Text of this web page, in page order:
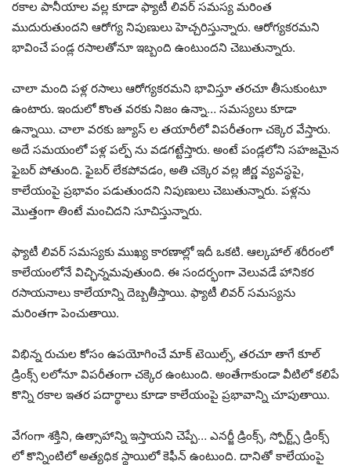
రకాల పానీయాల వల్ల కూడా ఫ్యాటీ లివర్ సమస్య మరింత
ముదురుతుందని ఆరోగ్య నిపుణులు హెచ్చరిస్తున్నారు. ఆరోగ్యకరమని
భావించే పండ్ల రసాలతోనూ ఇబ్బంది ఉంటుందని చెబుతున్నారు.
చాలా మంది పళ్ల రసాలు ఆరోగ్యకరమని భావిస్తూ తరచూ తీసుకుంటూ
ఉంటారు. ఇందులో కొంత వరకు నిజం ఉన్నా… సమస్యలు కూడా
ఉన్నాయి. చాలా వరకు జ్యూస్ ల తయారీలో విపరీతంగా చక్కెర వేస్తారు.
అదే సమయంలో పళ్ల పల్ప్ ను వడగట్టేస్తారు. అంటే పండ్లలోని సహజమైన
ఫైబర్ పోతుంది. ఫైబర్ లేకపోవడం, అతి చక్కెర వల్ల జీర్ణ వ్యవస్థపై,
కాలేయంపై ప్రభావం పడుతుందని నిపుణులు చెబుతున్నారు. పళ్లను
మొత్తంగా తింటే మంచిదని సూచిస్తున్నారు.
ఫ్యాటీ లివర్ సమస్యకు ముఖ్య కారణాల్లో ఇదీ ఒకటి. ఆల్కహాల్ శరీరంలో
కాలేయంలోనే విచ్ఛిన్నమవుతుంది. ఈ సందర్భంగా వెలువడే హానికర
రసాయనాలు కాలేయాన్ని దెబ్బతీస్తాయి. ఫ్యాటీ లివర్ సమస్యను
మరింతగా పెంచుతాయి.
విభిన్న రుచుల కోసం ఉపయోగించే మాక్ టెయిల్స్, తరచూ తాగే కూల్
డ్రింక్స్ లలోనూ విపరీతంగా చక్కెర ఉంటుంది. అంతేగాకుండా వీటిలో కలిపే
కొన్ని రకాల ఇతర పదార్థాలు కూడా కాలేయంపై ప్రభావాన్ని చూపుతాయి.
వేగంగా శక్తిని, ఉత్సాహాన్ని ఇస్తాయని చెప్పే… ఎనర్జీ డ్రింక్స్, స్పోర్ట్స్ డ్రింక్స్
లో కొన్నింటిలో అత్యధిక స్థాయిలో కెఫీన్ ఉంటుంది. దానితో కాలేయంపై